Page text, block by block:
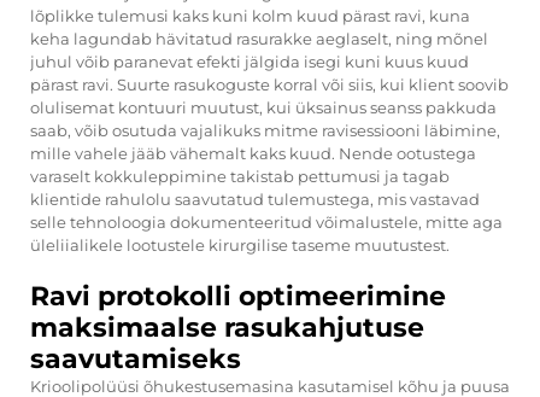
lõplikke tulemusi kaks kuni kolm kuud pärast ravi, kuna
keha lagundab hävitatud rasurakke aeglaselt, ning mõnel
juhul võib paranevat efekti jälgida isegi kuni kuus kuud
pärast ravi. Suurte rasukoguste korral või siis, kui klient soovib
olulisemat kontuuri muutust, kui üksainus seanss pakkuda
saab, võib osutuda vajalikuks mitme ravisessiooni läbimine,
mille vahele jääb vähemalt kaks kuud. Nende ootustega
varaselt kokkuleppimine takistab pettumusi ja tagab
klientide rahulolu saavutatud tulemustega, mis vastavad
selle tehnoloogia dokumenteeritud võimalustele, mitte aga
üleliialikele lootustele kirurgilise taseme muutustest.
Ravi protokolli optimeerimine
maksimaalse rasukahjutuse
saavutamiseks
Krioolipolüüsi õhukestusemasina kasutamisel kõhu ja puusa